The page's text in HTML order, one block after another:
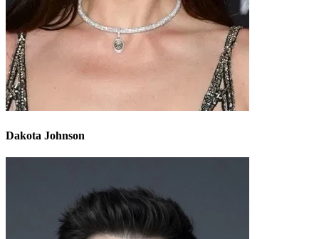
Dakota Johnson